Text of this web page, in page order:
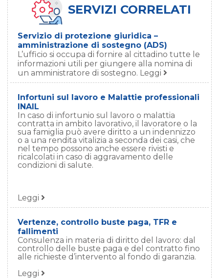
SERVIZI CORRELATI
Servizio di protezione giuridica –
amministrazione di sostegno (ADS)
L’ufficio si occupa di fornire al cittadino tutte le
informazioni utili per giungere alla nomina di
un amministratore di sostegno. Leggi
Infortuni sul lavoro e Malattie professionali
INAIL
In caso di infortunio sul lavoro o malattia
contratta in ambito lavorativo, il lavoratore o la
sua famiglia può avere diritto a un indennizzo
o a una rendita vitalizia a seconda dei casi, che
nel tempo possono anche essere rivisti e
ricalcolati in caso di aggravamento delle
condizioni di salute.
Leggi
Vertenze, controllo buste paga, TFR e
fallimenti
Consulenza in materia di diritto del lavoro: dal
controllo delle buste paga e del contratto fino
alle richieste d’intervento al fondo di garanzia.
Leggi